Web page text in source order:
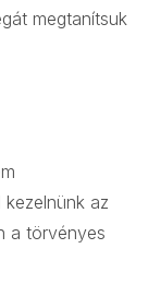
megtanítsuk
az
a törvényes